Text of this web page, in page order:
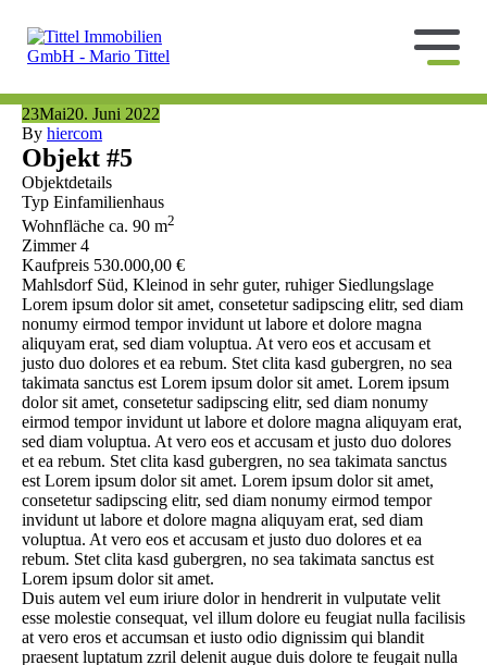
23Mai20. Juni 2022
By hiercom
Objekt #5
Objektdetails
Typ Einfamilienhaus
Wohnfläche ca. 90 m2
Zimmer4
Kaufpreis 530.000,00 €
Mahlsdorf Süd, Kleinod in sehr guter, ruhiger Siedlungslage
Lorem ipsum dolor sit amet, consetetur sadipscing elitr, sed diam
nonumy eirmod tempor invidunt ut labore et dolore magna
aliquyam erat, sed diam voluptua. At vero eos et accusam et
justo duo dolores et ea rebum. Stet clita kasd gubergren, no sea
takimata sanctus est Lorem ipsum dolor sit amet. Lorem ipsum
dolor sit amet, consetetur sadipscing elitr, sed diam nonumy
eirmod tempor invidunt ut labore et dolore magna aliquyam erat,
sed diam voluptua. At vero eos et accusam et justo duo dolores
et ea rebum. Stet clita kasd gubergren, no sea takimata sanctus
est Lorem ipsum dolor sit amet. Lorem ipsum dolor sit amet,
consetetur sadipscing elitr, sed diam nonumy eirmod tempor
invidunt ut labore et dolore magna aliquyam erat, sed diam
voluptua. At vero eos et accusam et justo duo dolores et ea
rebum. Stet clita kasd gubergren, no sea takimata sanctus est
Lorem ipsum dolor sit amet.
Duis autem vel eum iriure dolor in hendrerit in vulputate velit
esse molestie consequat, vel illum dolore eu feugiat nulla facilisis
at vero eros et accumsan et iusto odio dignissim qui blandit
praesent luptatum zzril delenit augue duis dolore te feugait nulla